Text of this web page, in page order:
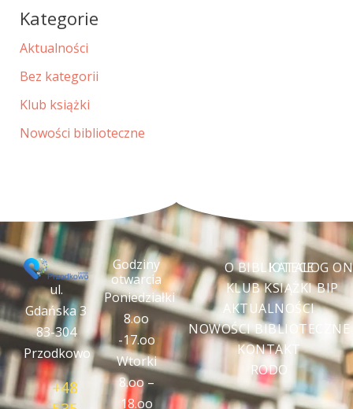
Kategorie
Aktualności
Bez kategorii
Klub książki
Nowości biblioteczne
ul.
Gdańska 3
83-304
Przodkowo
+48
Godziny
otwarcia
Poniedziałki
8.oo
-17.oo
Wtorki
8.oo –
18.oo
O BIBLIOTECE
KLUB KSIĄŻKI
AKTUALNOŚCI
NOWOŚCI BIBLIOTECZNE
KONTAKT
RODO
KATALOG
BIP